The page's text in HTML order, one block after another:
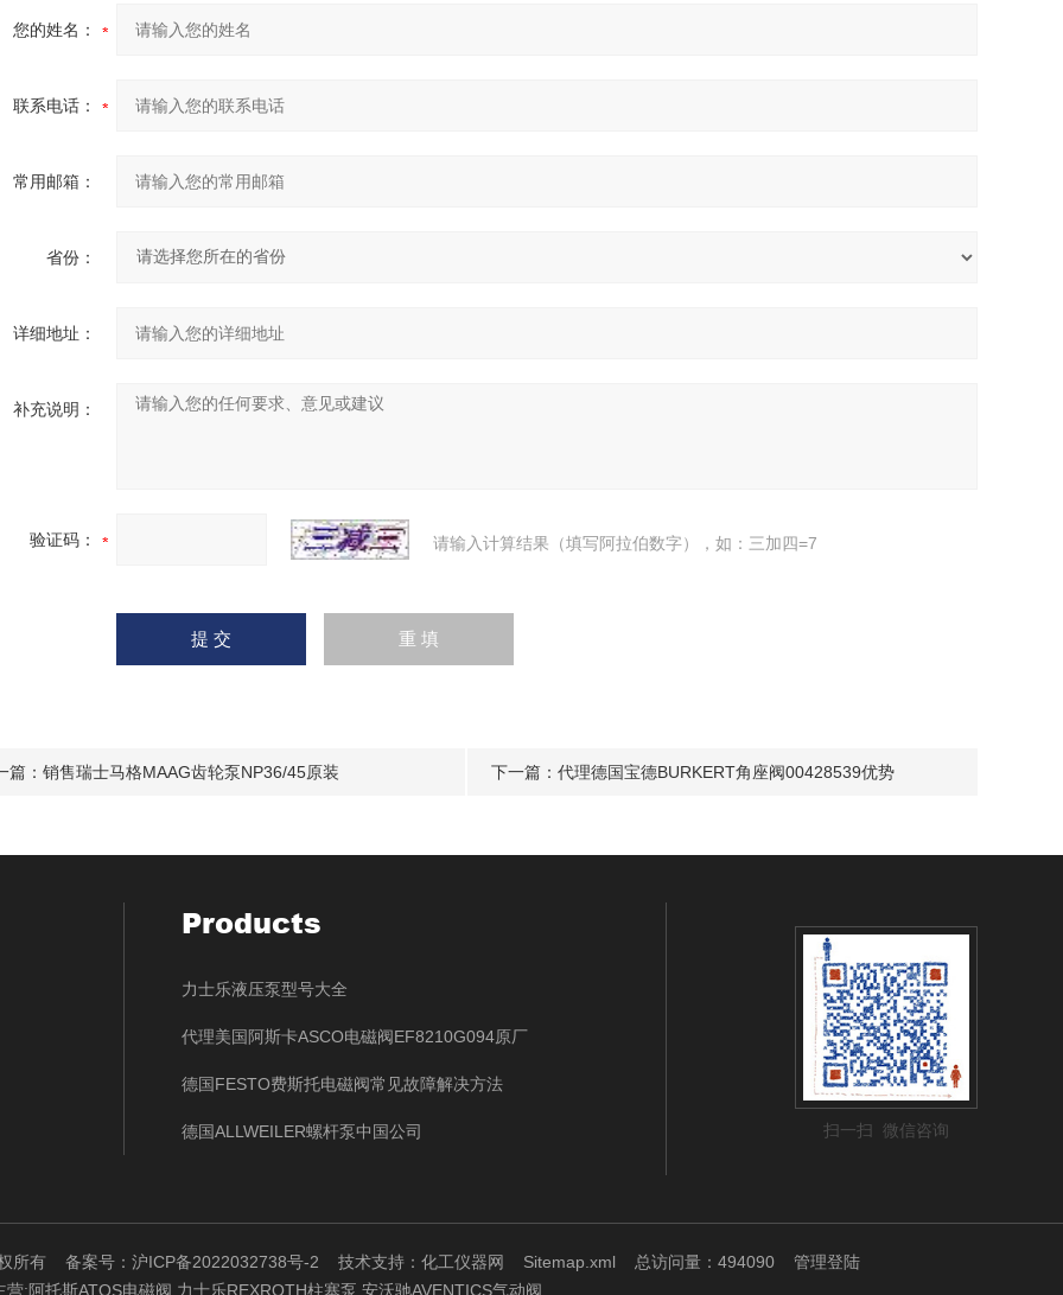
您的姓名：
联系电话：
常用邮箱：
省份：
详细地址：
补充说明：
验证码： 请输入计算结果（填写阿拉伯数字），如：三加四=7
篇： 销售瑞士马格MAAG齿轮泵NP36/45原装 下一篇： 代理德国宝德BURKERT角座阀00428539优势
Products
力士乐液压泵型号大全
代理美国阿斯卡ASCO电磁阀EF8210G094原厂
德国FESTO费斯托电磁阀常见故障解决方法
德国ALLWEILER螺杆泵中国公司 扫一扫 微信咨询
权所有 备案号：沪ICP备2022032738号-2 技术支持： 化工仪器网 Sitemap.xml 总访问量：494090 管理登陆
营:阿托斯ATOS电磁阀,力士乐REXROTH柱塞泵,安沃驰AVENTICS气动阀